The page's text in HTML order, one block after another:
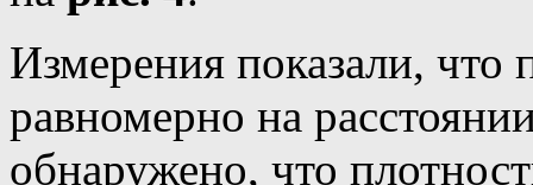
Измерения показали,
равномерно на
обнаружено, что